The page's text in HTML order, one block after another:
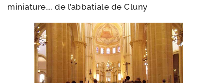
minia­ture…, de l’ab­ba­tiale de Cluny